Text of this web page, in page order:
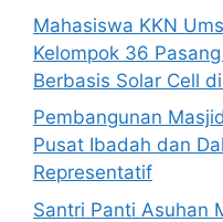
Mahasiswa KKN
Kelompok 36
Berbasis Solar Cell
Pembangunan
Pusat Ibadah dan
Representatif
Santri Panti Asuhan